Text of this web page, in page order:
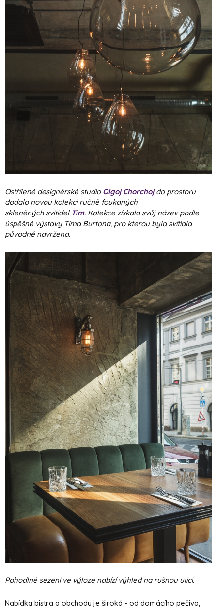
Ostřílené designérské studio Olgoj Chorchojdo prostoru
dodalo novou kolekci ručně foukaných
skleněných svítidel Tim. Kolekce získala svůj název podle
úspěšné výstavy Tima Burtona, pro kterou byla svítidla
původně navržena.
Pohodlné sezení ve výloze nabízí výhled na rušnou ulici.
Nabídka bistra a obchodu je široká - od domácího pečiva,